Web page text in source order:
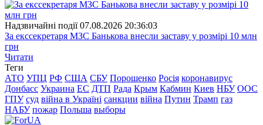
Надзвичайні події 07.08.2026 20:36:03
За екссекретаря МЗС Банькова внесли заставу у розмірі 10 млн
грн
Читати
Теги
АТО УПЦ РФ США СБУ Порошенко Росія коронавирус
Донбасс Украина ЕС ДТП Рада Крым Кабмин Киев НБУ ООС
ГПУ суд війна в Україні санкции війна Путин Трамп газ
НАБУ пожар Польша выборы